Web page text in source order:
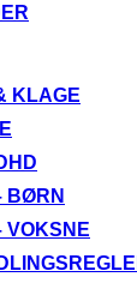
KLAGE
BØRN
VOKSNE